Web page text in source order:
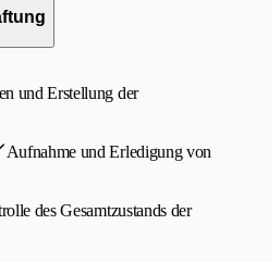
und Erstellung der
Aufnahme und Erledigung von
des Gesamtzustands der